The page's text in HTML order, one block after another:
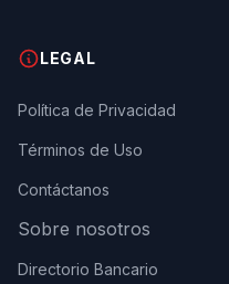
LEGAL
Política de Privacidad
Términos de Uso
Contáctanos
Sobre nosotros
Directorio Bancario